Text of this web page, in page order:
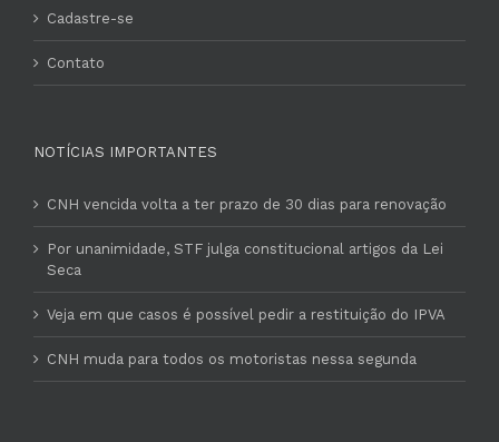
Cadastre-se
Contato
NOTÍCIAS IMPORTANTES
CNH vencida volta a ter prazo de 30 dias para renovação
Por unanimidade, STF julga constitucional artigos da Lei
Seca
Veja em que casos é possível pedir a restituição do IPVA
CNH muda para todos os motoristas nessa segunda